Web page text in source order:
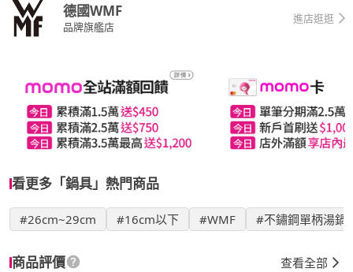
德國WMF
品牌旗艦店
進店逛逛
看更多「鍋具」熱門商品
#26cm~29cm #16cm以下 #WMF #不鏽鋼單柄湯鍋
商品評價 查看全部